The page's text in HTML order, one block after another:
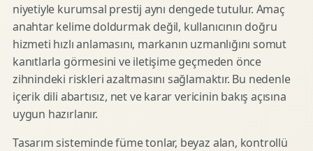
niyetiyle kurumsal prestij aynı dengede tutulur. Amaç
anahtar kelime doldurmak değil, kullanıcının doğru
hizmeti hızlı anlamasını, markanın uzmanlığını somut
kanıtlarla görmesini ve iletişime geçmeden önce
zihnindeki riskleri azaltmasını sağlamaktır. Bu nedenle
içerik dili abartısız, net ve karar vericinin bakış açısına
uygun hazırlanır.
Tasarım sisteminde füme tonlar, beyaz alan, kontrollü